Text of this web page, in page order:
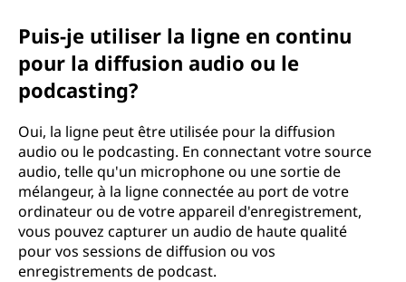
Puis-je utiliser la ligne en continu
pour la diffusion audio ou le
podcasting?
Oui, la ligne peut être utilisée pour la diffusion
audio ou le podcasting. En connectant votre source
audio, telle qu'un microphone ou une sortie de
mélangeur, à la ligne connectée au port de votre
ordinateur ou de votre appareil d'enregistrement,
vous pouvez capturer un audio de haute qualité
pour vos sessions de diffusion ou vos
enregistrements de podcast.